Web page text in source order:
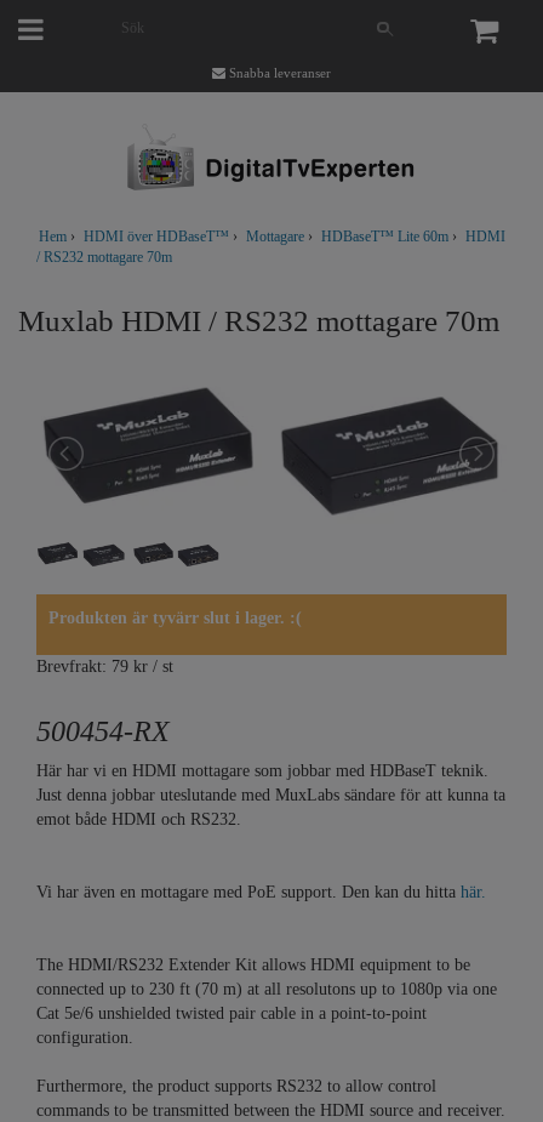
Snabba leveranser
Hem › HDMI över HDBaseT™ › Mottagare › HDBaseT™ Lite 60m › HDMI
/ RS232 mottagare 70m
Muxlab HDMI / RS232 mottagare 70m
Produkten är tyvärr slut i lager. :(
Brevfrakt: 79 kr / st
500454-RX
Här har vi en HDMI mottagare som jobbar med HDBaseT teknik.
Just denna jobbar uteslutande med MuxLabs sändare för att kunna ta
emot både HDMI och RS232.
Vi har även en mottagare med PoE support. Den kan du hitta här.
The HDMI/RS232 Extender Kit allows HDMI equipment to be
connected up to 230 ft (70 m) at all resolutons up to 1080p via one
Cat 5e/6 unshielded twisted pair cable in a point-to-point
configuration.
Furthermore, the product supports RS232 to allow control
commands to be transmitted between the HDMI source and receiver.